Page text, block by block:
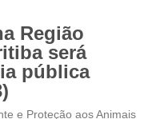
Região
será
pública
e Proteção aos Animais